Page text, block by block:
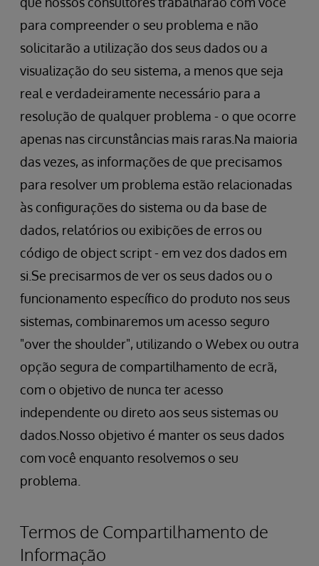
para compreender o seu problema e não
solicitarão a utilização dos seus dados ou a
visualização do seu sistema, a menos que seja
real e verdadeiramente necessário para a
resolução de qualquer problema - o que ocorre
apenas nas circunstâncias mais raras.Na maioria
das vezes, as informações de que precisamos
para resolver um problema estão relacionadas
às configurações do sistema ou da base de
dados, relatórios ou exibições de erros ou
código de object script - em vez dos dados em
si.Se precisarmos de ver os seus dados ou o
funcionamento específico do produto nos seus
sistemas, combinaremos um acesso seguro
"over the shoulder", utilizando o Webex ou outra
opção segura de compartilhamento de ecrã,
com o objetivo de nunca ter acesso
independente ou direto aos seus sistemas ou
dados.Nosso objetivo é manter os seus dados
com você enquanto resolvemos o seu
problema.
Termos de Compartilhamento de
Informação